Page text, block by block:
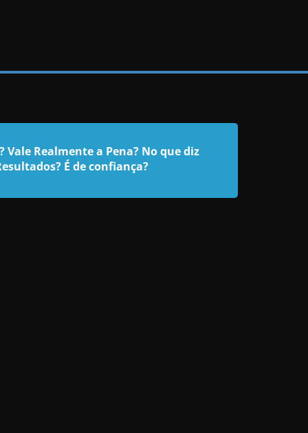
Realmente a Pena? No que diz
É de confiança?